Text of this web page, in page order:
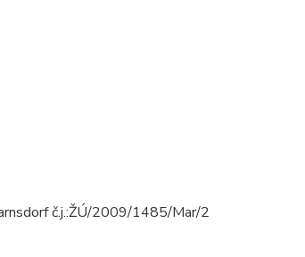
č.j.:ŽÚ/2009/1485/Mar/2